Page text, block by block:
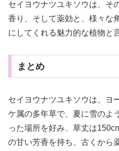
セイヨウナツユキソウは、そ
香り、そして薬効と、様々な
にしてくれる魅力的な植物と
まとめ
セイヨウナツユキソウは、ヨ
ケ属の多年草で、夏に雪のよ
った場所を好み、草丈は
の甘い芳香を持ち、古くから